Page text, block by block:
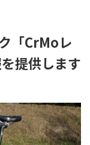
「CrMoレ
提供します